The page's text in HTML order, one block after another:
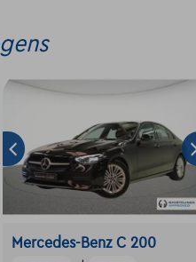
Mercedes-Benz C 200